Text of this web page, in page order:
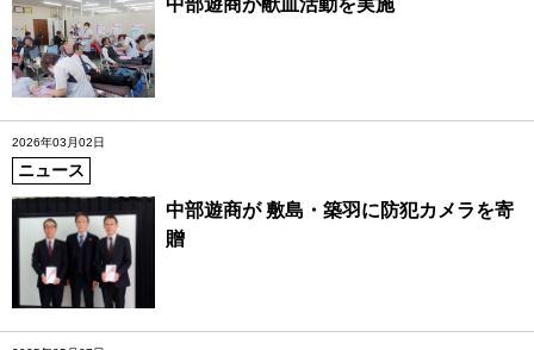
中部遊商が献血活動を実施
2026年03月02日
ニュース
中部遊商が 敷島・築羽に防犯カメラを寄
贈